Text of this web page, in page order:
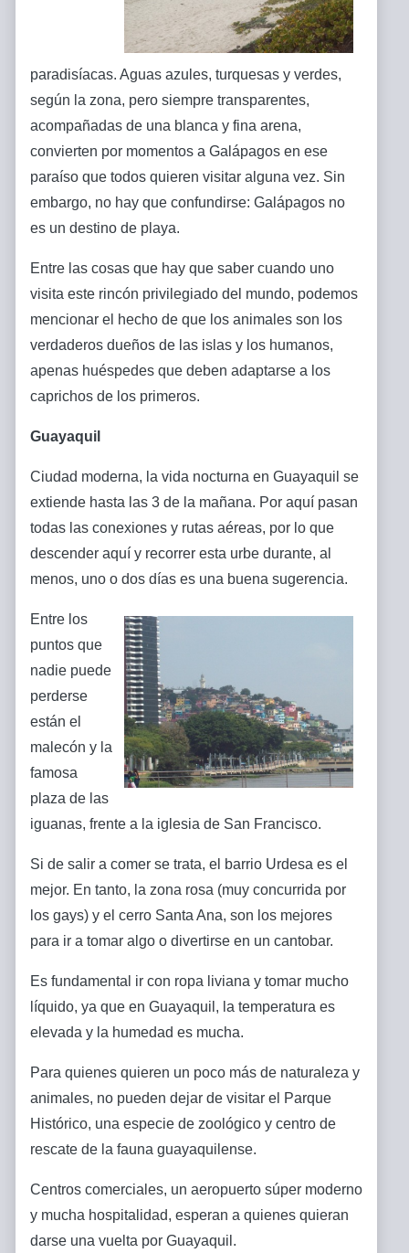
paradisíacas. Aguas azules, turquesas y verdes,
según la zona, pero siempre transparentes,
acompañadas de una blanca y fina arena,
convierten por momentos a Galápagos en ese
paraíso que todos quieren visitar alguna vez. Sin
embargo, no hay que confundirse: Galápagos no
es un destino de playa.
Entre las cosas que hay que saber cuando uno
visita este rincón privilegiado del mundo, podemos
mencionar el hecho de que los animales son los
verdaderos dueños de las islas y los humanos,
apenas huéspedes que deben adaptarse a los
caprichos de los primeros.
Guayaquil
Ciudad moderna, la vida nocturna en Guayaquil se
extiende hasta las 3 de la mañana. Por aquí pasan
todas las conexiones y rutas aéreas, por lo que
descender aquí y recorrer esta urbe durante, al
menos, uno o dos días es una buena sugerencia.
Entre los
puntos que
nadie puede
perderse
están el
malecón y la
famosa
plaza de las
iguanas, frente a la iglesia de San Francisco.
Si de salir a comer se trata, el barrio Urdesa es el
mejor. En tanto, la zona rosa (muy concurrida por
los gays) y el cerro Santa Ana, son los mejores
para ir a tomar algo o divertirse en un cantobar.
Es fundamental ir con ropa liviana y tomar mucho
líquido, ya que en Guayaquil, la temperatura es
elevada y la humedad es mucha.
Para quienes quieren un poco más de naturaleza y
animales, no pueden dejar de visitar el Parque
Histórico, una especie de zoológico y centro de
rescate de la fauna guayaquilense.
Centros comerciales, un aeropuerto súper moderno
y mucha hospitalidad, esperan a quienes quieran
darse una vuelta por Guayaquil.